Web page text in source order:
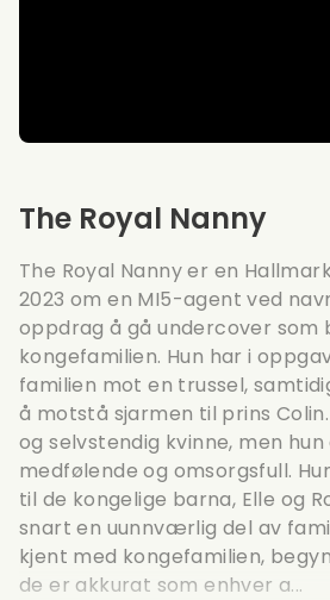
The Royal Nanny
The Royal Nanny er en
2023 om en MI5-agent ved
oppdrag å gå undercover som
kongefamilien. Hun har i
familien mot en trussel,
å motstå sjarmen til prins
og selvstendig kvinne, men hun
medfølende og omsorgsfull.
til de kongelige barna, Elle og
snart en uunnværlig del av
kjent med kongefamilien,
de er akkurat som enhver a...